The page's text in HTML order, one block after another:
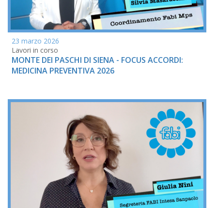
23 marzo 2026
Lavori in corso
MONTE DEI PASCHI DI SIENA - FOCUS ACCORDI:
MEDICINA PREVENTIVA 2026